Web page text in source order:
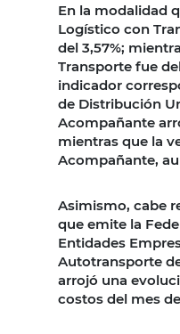
En la modalidad
Logístico con
del 3,57%;
Transporte fue
indicador
de Distribución
Acompañante
mientras que la
Acompañante,
Asimismo, cabe
que emite la
Entidades
Autotransporte
arrojó una
costos del mes